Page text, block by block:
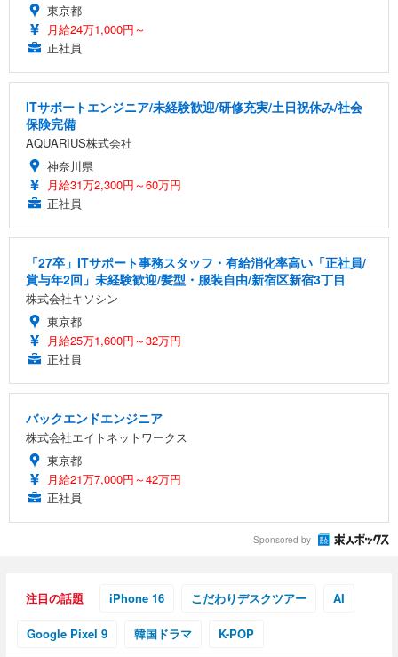
東京都
月給24万1,000円～
正社員
ITサポートエンジニア/未経験歓迎/研修充実/土日祝休み/社会
保険完備
AQUARIUS株式会社
神奈川県
月給31万2,300円～60万円
正社員
「27卒」ITサポート事務スタッフ・有給消化率高い「正社員/
賞与年2回」未経験歓迎/髪型・服装自由/新宿区新宿3丁目
株式会社キソシン
東京都
月給25万1,600円～32万円
正社員
バックエンドエンジニア
株式会社エイトネットワークス
東京都
月給21万7,000円～42万円
正社員
Sponsored by
注目の話題 iPhone 16 こだわりデスクツアー AI
Google Pixel 9 韓国ドラマ K-POP